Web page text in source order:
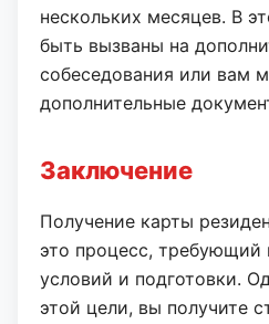
нескольких месяцев. В
быть вызваны на
собеседования или вам
дополнительные
Заключение
Получение карты
это процесс, требующий
условий и подготовки.
этой цели, вы получите